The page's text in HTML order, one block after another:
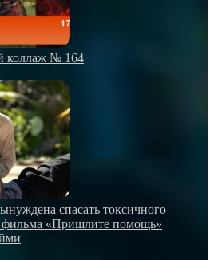
коллаж № 164
спасать токсичного
фильма «Пришлите помощь»